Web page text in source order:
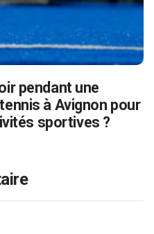
pendant une
à Avignon pour
sportives ?